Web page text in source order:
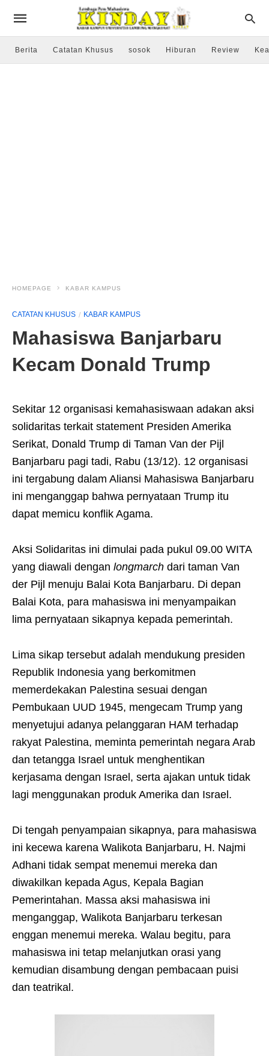
Berita Catatan Khusus sosok Hiburan Review
HOMEPAGE KABAR KAMPUS
CATATAN KHUSUS KABAR KAMPUS
Mahasiswa Banjarbaru
Kecam Donald Trump
Sekitar 12 organisasi kemahasiswaan adakan aksi
solidaritas terkait statement Presiden Amerika
Serikat, Donald Trump di Taman Van der Pijl
Banjarbaru pagi tadi, Rabu (13/12). 12 organisasi
ini tergabung dalam Aliansi Mahasiswa Banjarbaru
ini menganggap bahwa pernyataan Trump itu
dapat memicu konflik Agama.
Aksi Solidaritas ini dimulai pada pukul 09.00 WITA
yang diawali dengan longmarch dari taman Van
der Pijl menuju Balai Kota Banjarbaru. Di depan
Balai Kota, para mahasiswa ini menyampaikan
lima pernyataan sikapnya kepada pemerintah.
Lima sikap tersebut adalah mendukung presiden
Republik Indonesia yang berkomitmen
memerdekakan Palestina sesuai dengan
Pembukaan UUD 1945, mengecam Trump yang
menyetujui adanya pelanggaran HAM terhadap
rakyat Palestina, meminta pemerintah negara Arab
dan tetangga Israel untuk menghentikan
kerjasama dengan Israel, serta ajakan untuk tidak
lagi menggunakan produk Amerika dan Israel.
Di tengah penyampaian sikapnya, para mahasiswa
ini kecewa karena Walikota Banjarbaru, H. Najmi
Adhani tidak sempat menemui mereka dan
diwakilkan kepada Agus, Kepala Bagian
Pemerintahan. Massa aksi mahasiswa ini
menganggap, Walikota Banjarbaru terkesan
enggan menemui mereka. Walau begitu, para
mahasiswa ini tetap melanjutkan orasi yang
kemudian disambung dengan pembacaan puisi
dan teatrikal.